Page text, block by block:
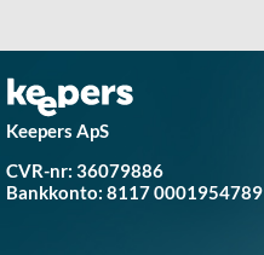
Keepers ApS
CVR-nr: 36079886
Bankkonto: 8117 0001954789